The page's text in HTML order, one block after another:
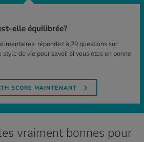
elle équilibrée?
répondez à 29 questions sur
de vie pour savoir si vous êtes en bonne
SCORE MAINTENANT
vraiment bonnes pour